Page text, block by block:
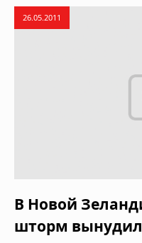
26.05.2011
В Новой
шторм